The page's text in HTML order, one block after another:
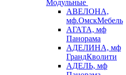
Модульные
АВЕЛОНА,
мф.ОмскМебель
АГАТА, мф
Панорама
АДЕЛИНА, мф
ГрандКволити
АДЕЛЬ, мф